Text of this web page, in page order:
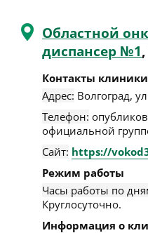
Областной
диспансер №1
Контакты клиники
Адрес: Волгоград,
Телефон:
официальной
Сайт: https://
Режим работы
Часы работы по
Круглосуточно.
Информация о